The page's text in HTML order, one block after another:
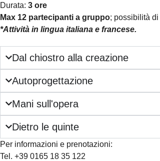
Durata: 3 ore
Max 12 partecipanti a gruppo; possibilità
*Attività in lingua italiana e francese.
Dal chiostro alla creazione
Autoprogettazione
Mani sull'opera
Dietro le quinte
Per informazioni e prenotazioni:
Tel. +39 0165 18 35 122